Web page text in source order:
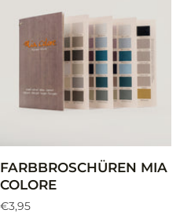
FARBBROSCHÜREN MIA
COLORE
Angebotspreis
€3,95